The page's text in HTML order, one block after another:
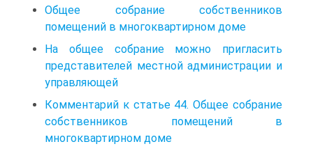
Общее собрание собственников
помещений в многоквартирном доме
На общее собрание можно пригласить
представителей местной администрации и
управляющей
Комментарий к статье 44. Общее собрание
собственников помещений в
многоквартирном доме